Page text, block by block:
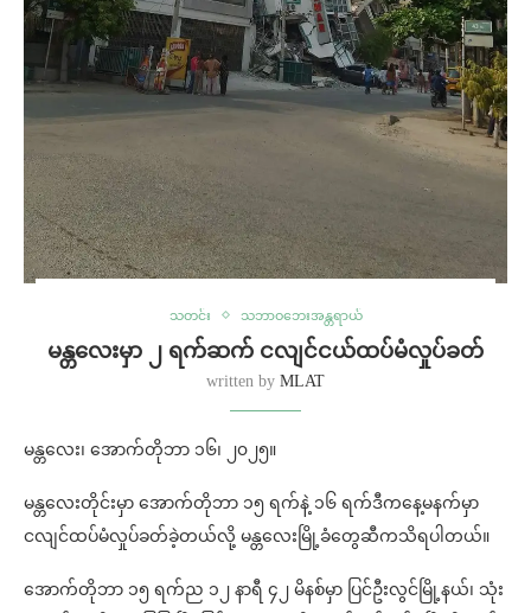
သတင်း သဘာဝဘေးအန္တရာယ်
မန္တလေးမှာ ၂ ရက်ဆက် ငလျင်ငယ်ထပ်မံလှုပ်ခတ်
written by MLAT
မန္တလေး၊ အောက်တိုဘာ ၁၆၊ ၂၀၂၅။
မန္တလေးတိုင်းမှာ အောက်တိုဘာ ၁၅ ရက်နဲ့ ၁၆ ရက်ဒီကနေ့မနက်မှာ
ငလျင်ထပ်မံလှုပ်ခတ်ခဲ့တယ်လို့ မန္တလေးမြို့ခံတွေဆီကသိရပါတယ်။
အောက်တိုဘာ ၁၅ ရက်ည ၁၂ နာရီ ၄၂ မိနစ်မှာ ပြင်ဦးလွင်မြို့နယ်၊ သုံး